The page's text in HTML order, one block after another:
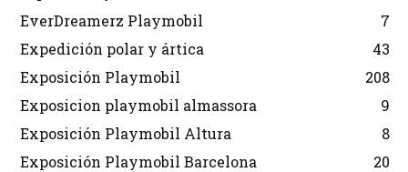
EverDreamerz Playmobil
7
Expedición polar y ártica
43
Exposición Playmobil
208
Exposicion playmobil almassora
9
Exposición Playmobil Altura
8
Exposición Playmobil Barcelona
20